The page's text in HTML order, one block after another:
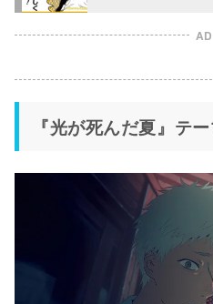
AD
『光が死んだ夏』テ